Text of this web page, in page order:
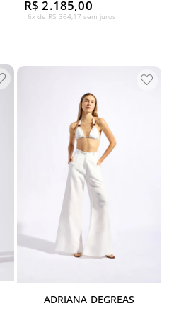
R$ 2.185,00
6x de R$ 364,17 sem juros
ADRIANA DEGREAS